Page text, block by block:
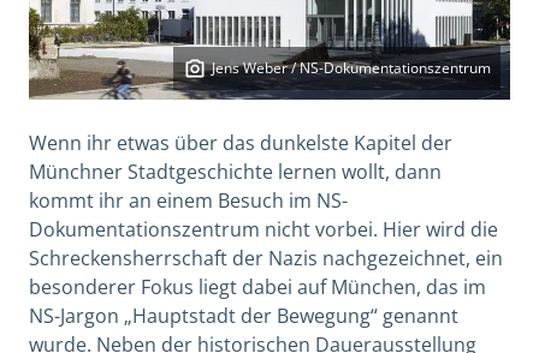
Jens Weber / NS-Dokumentationszentrum
Wenn ihr etwas über das dunkelste Kapitel der
Münchner Stadtgeschichte lernen wollt, dann
kommt ihr an einem Besuch im NS-
Dokumentationszentrum nicht vorbei. Hier wird die
Schreckensherrschaft der Nazis nachgezeichnet, ein
besonderer Fokus liegt dabei auf München, das im
NS-Jargon „Hauptstadt der Bewegung“ genannt
wurde. Neben der historischen Dauerausstellung